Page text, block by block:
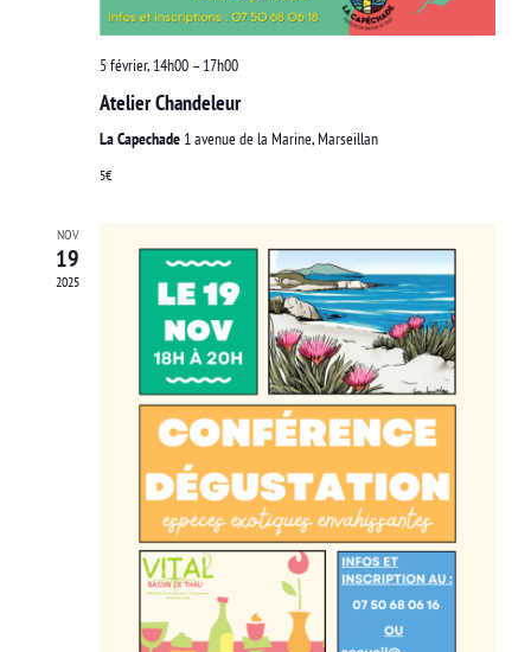
5 février, 14h00 –17h00
Atelier Chandeleur
La Capechade 1 avenue de la Marine, Marseillan
5€
NOV
19
2025